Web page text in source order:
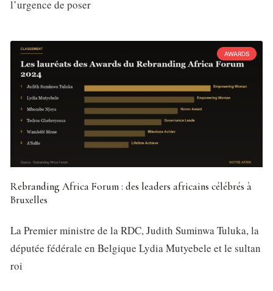
l’urgence de poser
AWARDS
Rebranding Africa Forum : des leaders africains célébrés à
Bruxelles
La Premier ministre de la RDC, Judith Suminwa Tuluka, la
députée fédérale en Belgique Lydia Mutyebele et le sultan
roi